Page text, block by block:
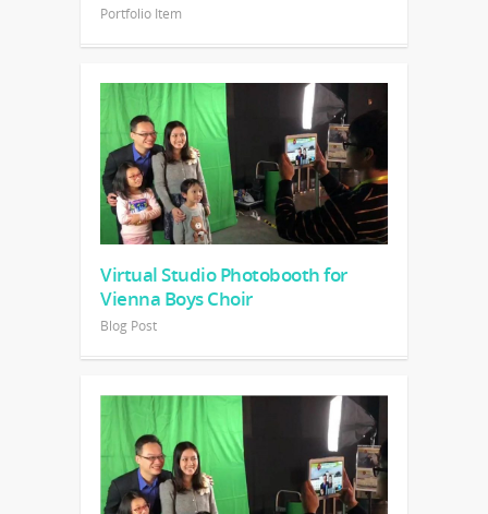
Portfolio Item
Virtual Studio Photobooth for
Vienna Boys Choir
Blog Post